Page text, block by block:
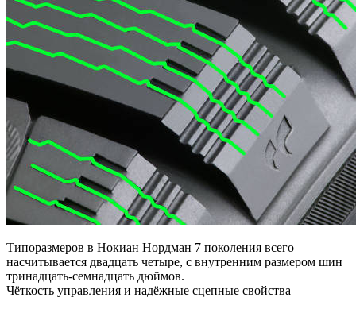
Типоразмеров в Нокиан Нордман 7 поколения всего
насчитывается двадцать четыре, с внутренним размером шин
тринадцать-семнадцать дюймов.
Чёткость управления и надёжные сцепные свойства